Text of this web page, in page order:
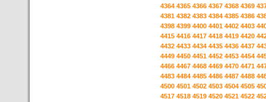
4364 4365 4366 4367 4368 4369
4381 4382 4383 4384 4385 4386
4398 4399 4400 4401 4402 4403
4415 4416 4417 4418 4419 4420
4432 4433 4434 4435 4436 4437
4449 4450 4451 4452 4453 4454
4466 4467 4468 4469 4470 4471
4483 4484 4485 4486 4487 4488
4500 4501 4502 4503 4504 4505
4517 4518 4519 4520 4521 4522